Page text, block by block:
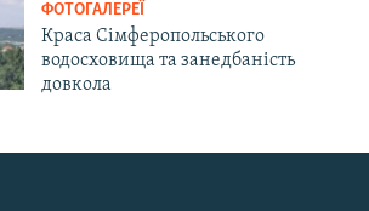
ФОТОГАЛЕРЕЇ
Краса Сімферопольського
водосховища та занедбаність
довкола